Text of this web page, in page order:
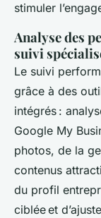
stimuler
Analyse des
suivi
Le suivi
grâce à des
intégrés :
Google My
photos, de la
contenus
du profil
ciblée et